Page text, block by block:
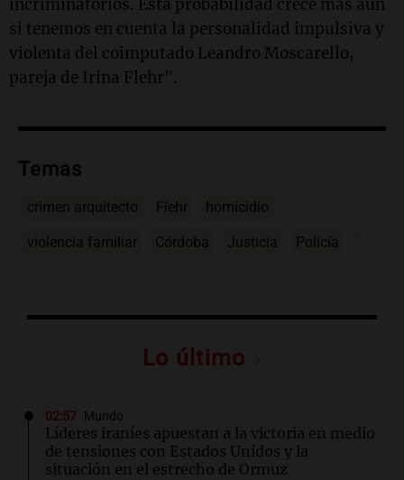
incriminatorios. Esta probabilidad crece más aún
si tenemos en cuenta la personalidad impulsiva y
violenta del coimputado Leandro Moscarello,
pareja de Irina Flehr".
Temas
crimen arquitecto Flehr homicidio
violencia familiar Córdoba Justicia Policía
Lo último
02:57 Mundo
Líderes iraníes apuestan a la victoria en medio
de tensiones con Estados Unidos y la
situación en el estrecho de Ormuz